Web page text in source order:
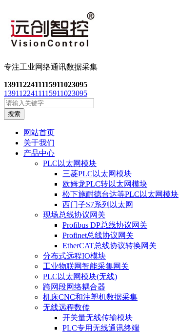
专注工业网络通讯数据采集
1391122411115911023095
1391122411115911023095
搜索
网站首页
关于我们
产品中心
PLC以太网模块
三菱PLC以太网模块
欧姆龙PLC转以太网模块
松下施耐德台达等PLC以太网模块
西门子S7系列以太网
现场总线协议网关
Profibus DP总线协议网关
Profinet总线协议网关
EtherCAT总线协议转换网关
分布式远程IO模块
工业物联网智能采集网关
PLC以太网模块(无线)
跨网段网络耦合器
机床CNC和注塑机数据采集
无线远程数传
开关量无线传输模块
PLC专用无线通讯终端